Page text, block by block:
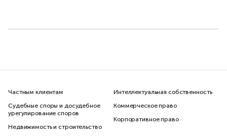
Частным клиентам
Судебные споры и досудебное
урегулирование споров
Недвижимость и строительство
Интеллектуальная собственность
Коммерческое право
Корпоративное право